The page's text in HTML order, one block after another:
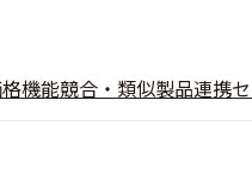
機能競合・類似製品連携